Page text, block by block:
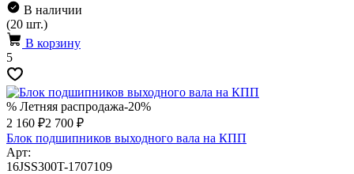
В наличии
(20 шт.)
В корзину
5
% Летняя распродажа-20%
2 160 ₽2 700 ₽
Блок подшипников выходного вала на КПП
Арт:
16JSS300T-1707109